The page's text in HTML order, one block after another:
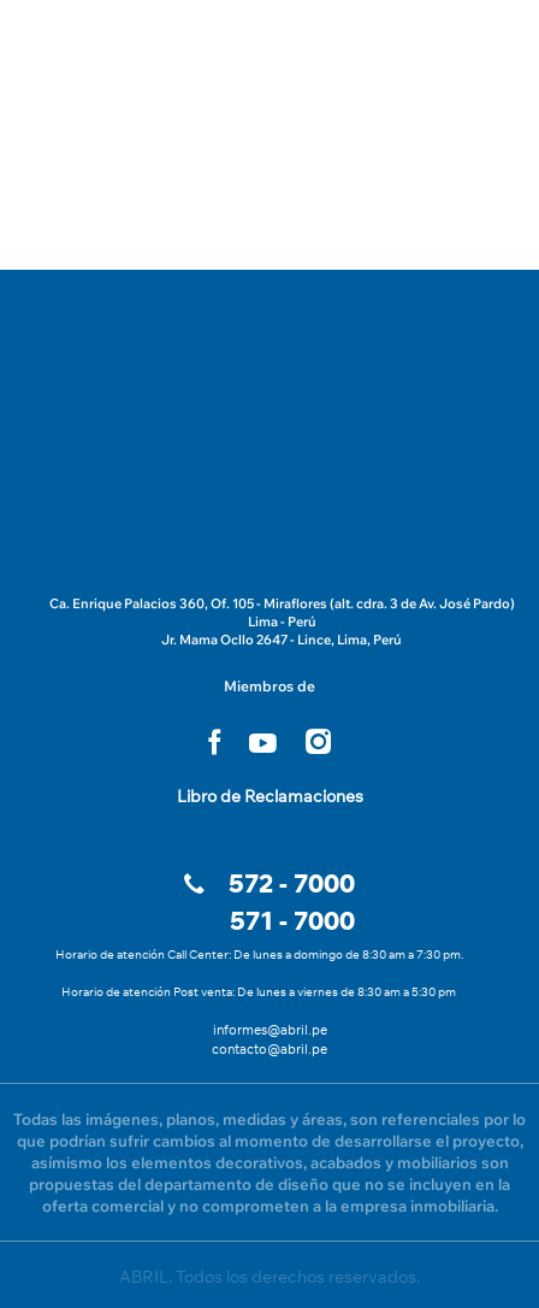
Ca. Enrique Palacios 360, Of. 105 - Miraflores (alt. cdra. 3 de Av. José Pardo)
Lima - Perú
Jr. Mama Ocllo 2647 - Lince, Lima, Perú
Miembros de
Libro de Reclamaciones
572 - 7000
571 - 7000
Horario de atención Call Center: De lunes a domingo de 8:30 am a 7:30 pm.
Horario de atención Post venta: De lunes a viernes de 8:30 am a 5:30 pm
informes@abril.pe
contacto@abril.pe
Todas las imágenes, planos, medidas y áreas, son referenciales por lo
que podrían sufrir cambios al momento de desarrollarse el proyecto,
asímismo los elementos decorativos, acabados y mobiliarios son
propuestas del departamento de diseño que no se incluyen en la
oferta comercial y no comprometen a la empresa inmobiliaria.
ABRIL. Todos los derechos reservados.